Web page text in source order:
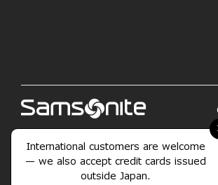
International customers are welcome
— we also accept credit cards issued
outside Japan.
「LIFE'S A JOURNEY―人生は旅」サムソ
サイトマップ
利用規約 プラ